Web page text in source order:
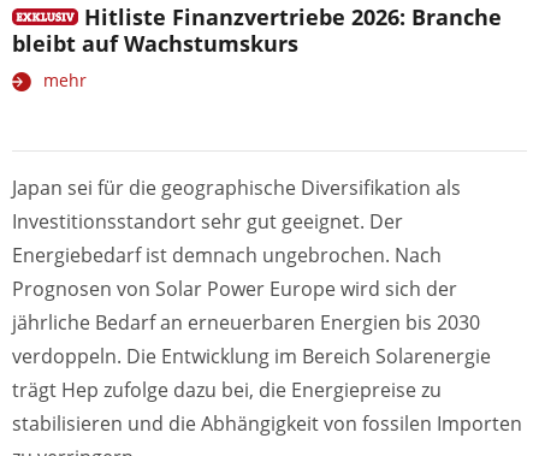
Hitliste Finanzvertriebe 2026: Branche
bleibt auf Wachstumskurs
mehr
Japan sei für die geographische Diversifikation als
Investitionsstandort sehr gut geeignet. Der
Energiebedarf ist demnach ungebrochen. Nach
Prognosen von Solar Power Europe wird sich der
jährliche Bedarf an erneuerbaren Energien bis 2030
verdoppeln. Die Entwicklung im Bereich Solarenergie
trägt Hep zufolge dazu bei, die Energiepreise zu
stabilisieren und die Abhängigkeit von fossilen Importen